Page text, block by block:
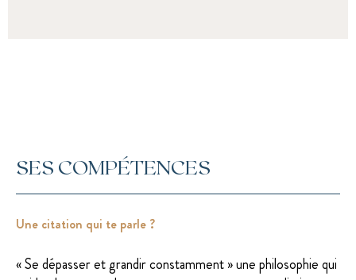
SES COMPÉTENCES
Une citation qui te parle ?
« Se dépasser et grandir constamment » une philosophie qui